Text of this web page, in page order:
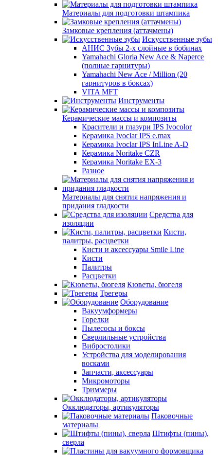
Материалы для подготовки штампика
Замковые крепления (аттачмены)
Искусственные зубы
АНИС Зубы 2-х слойные в бобинах
Yamahachi Gloria New Ace & Naperce
(полные гарнитуры)
Yamahachi New Ace / Million (20
гарнитуров в боксах)
VITA MFT
Инструменты
Керамические массы и композиты
Красители и глазури IPS Ivocolor
Керамика Ivoclar IPS e.max
Керамика Ivoclar IPS InLine A-D
Керамика Noritake CZR
Керамика Noritake EX-3
Разное
Материалы для снятия напряжения и
придания гладкости
Средства для
изоляции
Кисти,
палитры, расцветки
Кисти и аксессуары Smile Line
Кисти
Палитры
Расцветки
Кюветы, бюгеля
Трегеры
Оборудование
Вакуумформеры
Горелки
Пылесосы и боксы
Сверлильные устройства
Вибростолики
Устройства для моделирования
восками
Запчасти, аксессуары
Микромоторы
Триммеры
Окклюдаторы, артикуляторы
Паковочные
материалы
Штифты (пины),
сверла